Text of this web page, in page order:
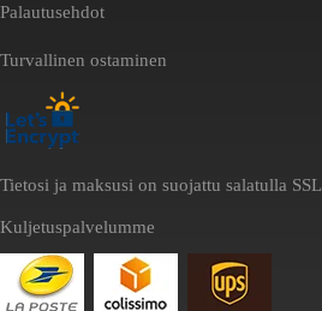
Palautusehdot
Turvallinen ostaminen
Tietosi ja maksusi on suojattu salatulla
Kuljetuspalvelumme